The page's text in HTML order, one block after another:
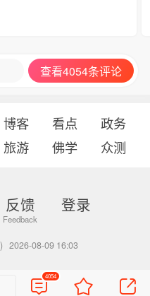
查看4054条评论
博客 看点
政务
旅游 佛学 众测
反馈 登录
2026-08-09 16:03
4054